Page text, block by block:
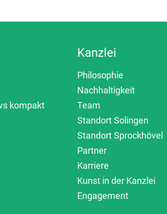
kompakt
Kanzlei
Philosophie
Nachhaltigkeit
Team
Standort Solingen
Standort Sprockhövel
Partner
Karriere
Kunst in der Kanzlei
Engagement